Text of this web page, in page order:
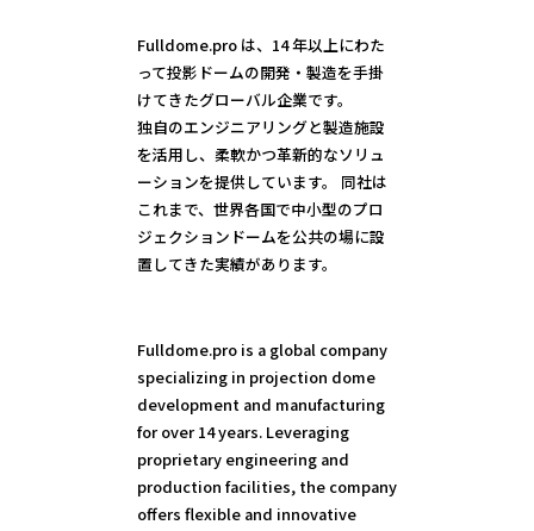
Fulldome.pro は、14 年以上にわた
って投影ドームの開発・製造を手掛
けてきたグローバル企業です。
独自のエンジニアリングと製造施設
を活用し、柔軟かつ革新的なソリュ
ーションを提供しています。 同社は
これまで、世界各国で中小型のプロ
ジェクションドームを公共の場に設
置してきた実績があります。
Fulldome.pro is a global company
specializing in projection dome
development and manufacturing
for over 14 years. Leveraging
proprietary engineering and
production facilities, the company
offers flexible and innovative